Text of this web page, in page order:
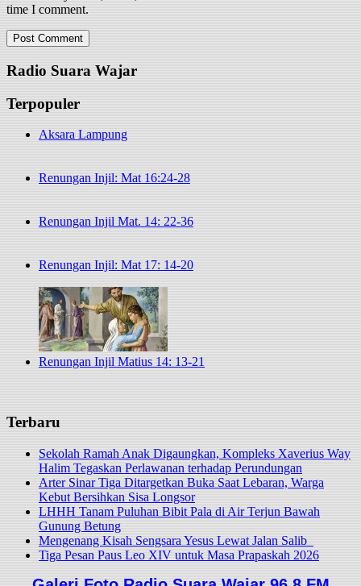
time I comment.
Radio Suara Wajar
Terpopuler
Aksara Lampung
Renungan Injil: Mat 16:24-28
Renungan Injil Mat. 14: 22-36
Renungan Injil: Mat 17: 14-20
Renungan Injil Matius 14: 13-21
Terbaru
Sekolah Ramah Anak Digaungkan, Kompleks Xaverius Way
Halim Tegaskan Perlawanan terhadap Perundungan
Arter Sinar Tiga Ditargetkan Buka Saat Lebaran, Warga
Kebut Bersihkan Sisa Longsor
LHHH Tanam Puluhan Bibit Pala di Air Terjun Bawah
Gunung Betung
Mengenang Kisah Sengsara Yesus Lewat Jalan Salib
Tiga Pesan Paus Leo XIV untuk Masa Prapaskah 2026